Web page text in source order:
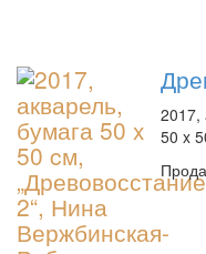
2017,
50 x